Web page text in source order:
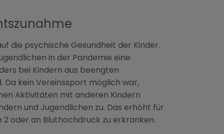
die psychische Gesundheit der Kinder.
in der Pandemie eine
bei Kindern aus beengten
kein Vereinssport möglich war,
Aktivitäten mit anderen Kindern
und Jugendlichen zu. Das erhöht für
oder an Bluthochdruck zu erkranken.